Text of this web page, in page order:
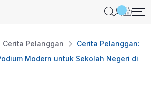
Cerita Pelanggan
Cerita Pelanggan:
Modern untuk Sekolah Negeri di